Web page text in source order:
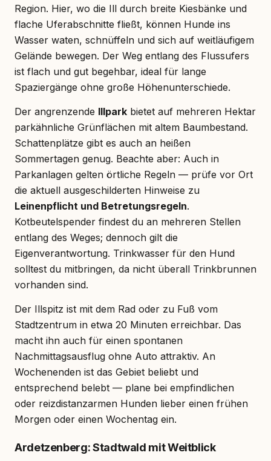
Region. Hier, wo die Ill durch breite Kiesbänke und
flache Uferabschnitte fließt, können Hunde ins
Wasser waten, schnüffeln und sich auf weitläufigem
Gelände bewegen. Der Weg entlang des Flussufers
ist flach und gut begehbar, ideal für lange
Spaziergänge ohne große Höhenunterschiede.
Der angrenzende Illpark bietet auf mehreren Hektar
parkähnliche Grünflächen mit altem Baumbestand.
Schattenplätze gibt es auch an heißen
Sommertagen genug. Beachte aber: Auch in
Parkanlagen gelten örtliche Regeln — prüfe vor Ort
die aktuell ausgeschilderten Hinweise zu
Leinenpflicht und Betretungsregeln.
Kotbeutelspender findest du an mehreren Stellen
entlang des Weges; dennoch gilt die
Eigenverantwortung. Trinkwasser für den Hund
solltest du mitbringen, da nicht überall Trinkbrunnen
vorhanden sind.
Der Illspitz ist mit dem Rad oder zu Fuß vom
Stadtzentrum in etwa 20 Minuten erreichbar. Das
macht ihn auch für einen spontanen
Nachmittagsausflug ohne Auto attraktiv. An
Wochenenden ist das Gebiet beliebt und
entsprechend belebt — plane bei empfindlichen
oder reizdistanzarmen Hunden lieber einen frühen
Morgen oder einen Wochentag ein.
Ardetzenberg: Stadtwald mit Weitblick